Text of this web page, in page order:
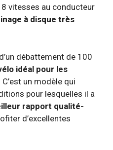
vitesses au conducteur
à disque très
débattement de 100
idéal pour les
C’est un modèle qui
pour lesquelles il a
rapport qualité-
d’excellentes